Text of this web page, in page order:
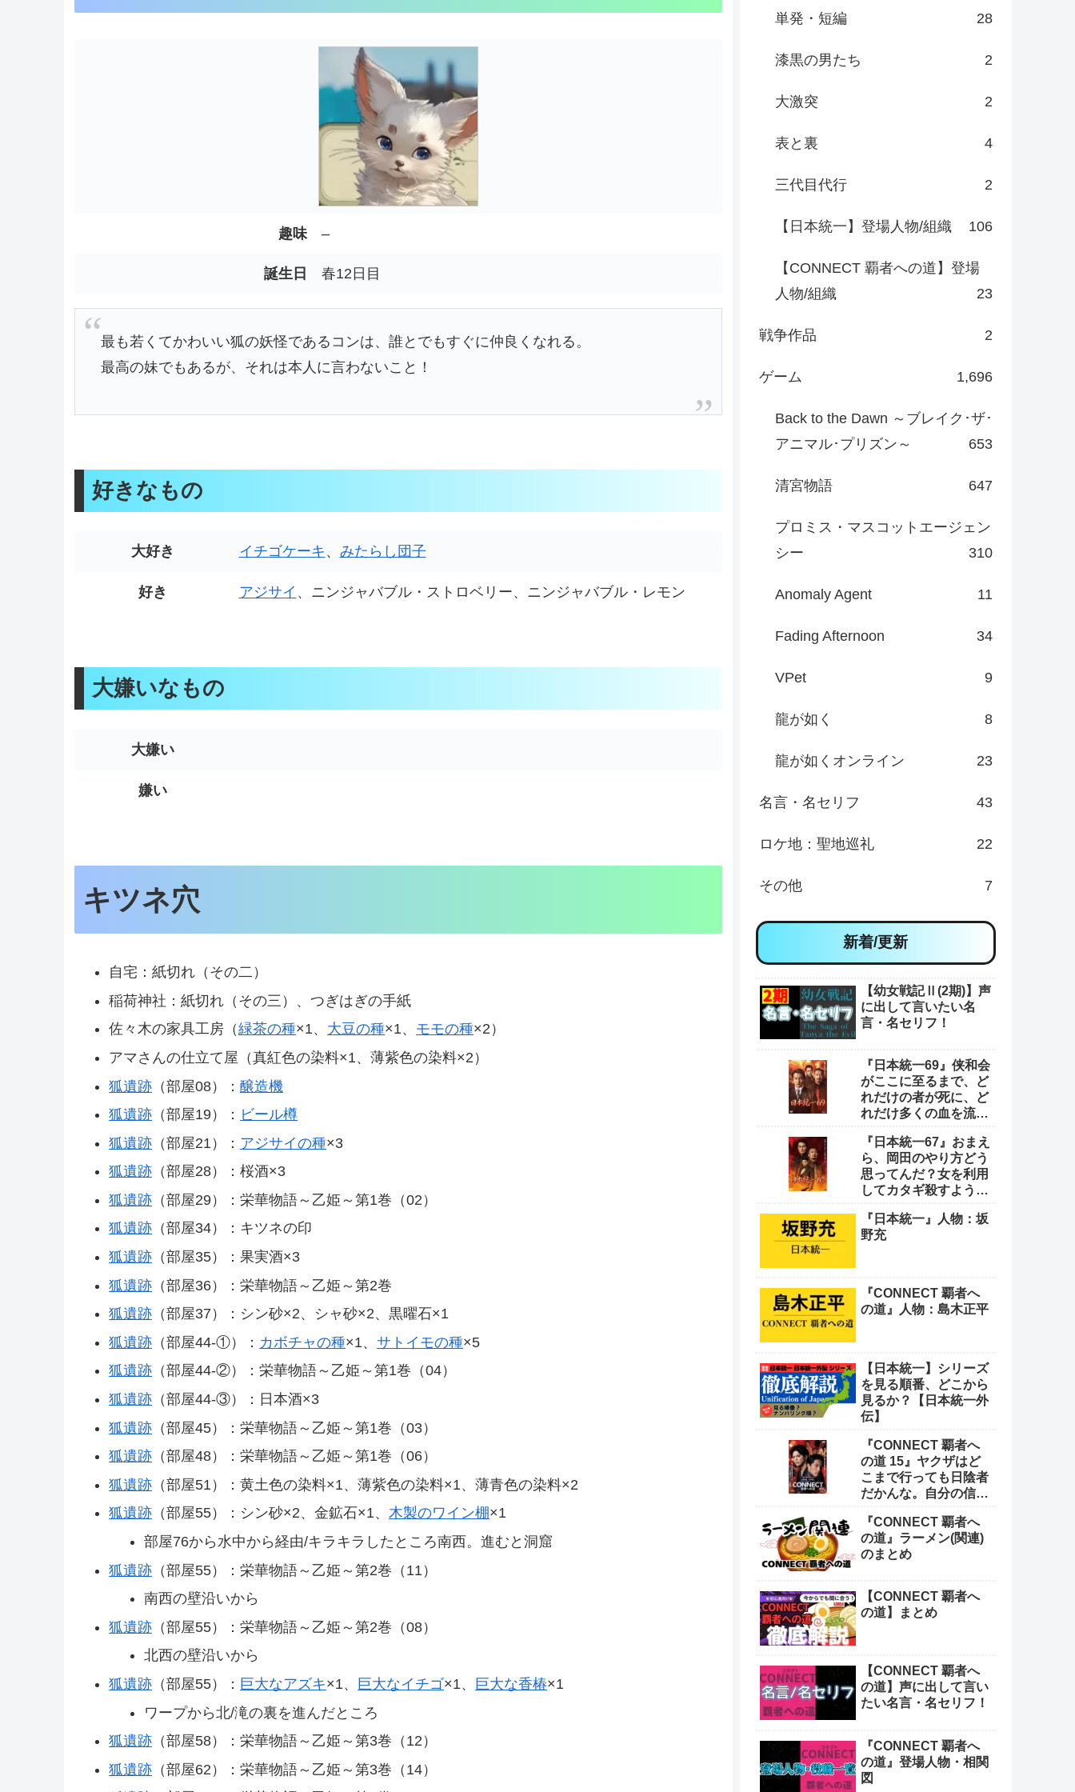
趣味 –
誕生日 春12日目
最も若くてかわいい狐の妖怪であるコンは、誰とでもすぐに仲良くなれる。
最高の妹でもあるが、それは本人に言わないこと！
好きなもの
大好き イチゴケーキ 、 みたらし団子
好き アジサイ 、ニンジャバブル・ストロベリー、ニンジャバブル・レモン
大嫌いなもの
大嫌い
嫌い
キツネ穴
自宅：紙切れ（その二）
稲荷神社：紙切れ（その三）、つぎはぎの手紙
佐々木の家具工房（緑茶の種×1、 大豆の種×1、 モモの種×2）
アマさんの仕立て屋（真紅色の染料×1、薄紫色の染料×2）
狐遺跡 （部屋08）：醸造機
狐遺跡 （部屋19）： ビール樽
狐遺跡 （部屋21）： アジサイの種×3
狐遺跡 （部屋28）：桜酒×3
狐遺跡 （部屋29）：栄華物語～乙姫～第1巻（02）
狐遺跡 （部屋34）：キツネの印
狐遺跡 （部屋35）：果実酒×3
狐遺跡 （部屋36）：栄華物語～乙姫～第2巻
狐遺跡 （部屋37）：シン砂×2、シャ砂×2、黒曜石×1
狐遺跡 （部屋44-①）： カボチャの種×1、サトイモの種×5
狐遺跡 （部屋44-②）：栄華物語～乙姫～第1巻（04）
狐遺跡 （部屋44-③）：日本酒×3
狐遺跡 （部屋45）：栄華物語～乙姫～第1巻（03）
狐遺跡 （部屋48）：栄華物語～乙姫～第1巻（06）
狐遺跡 （部屋51）：黄土色の染料×1、薄紫色の染料×1、薄青色の染料×2
狐遺跡 （部屋55）：シン砂×2、金鉱石×1、木製のワイン棚×1
部屋76から水中から経由/キラキラしたところ南西。進むと洞窟
狐遺跡 （部屋55）：栄華物語～乙姫～第2巻（11）
南西の壁沿いから
狐遺跡 （部屋55）：栄華物語～乙姫～第2巻（08）
北西の壁沿いから
狐遺跡 （部屋55）： 巨大なアズキ×1、 巨大なイチゴ×1、 巨大な香椿×1
ワープから北/滝の裏を進んだところ
狐遺跡 （部屋58）：栄華物語～乙姫～第3巻（12）
狐遺跡 （部屋62）：栄華物語～乙姫～第3巻（14）
単発・短編 28
漆黒の男たち 2
大激突 2
表と裏 4
三代目代行 2
【日本統一】登場人物/組織 106
【CONNECT 覇者への道】登場
人物/組織
23
戦争作品 2
ゲーム 1,696
Back to the Dawn ～ブレイク･ザ･
アニマル･プリズン～
653
清宮物語 647
プロミス・マスコットエージェン
シー
310
Anomaly Agent 11
Fading Afternoon 34
VPet 9
龍が如く 8
龍が如くオンライン 23
名言・名セリフ 43
ロケ地：聖地巡礼 22
その他 7
新着/更新
【幼女戦記Ⅱ(2期)】声
に出して言いたい名
言・名セリフ！
『日本統一69』侠和会
がここに至るまで、ど
れだけの者が死に、ど
れだけ多くの血を流し
や！
『日本統一67』おまえ
ら、岡田のやり方どう
思ってんだ？女を利用
してカタギ殺すような
『日本統一』人物：坂
野充
『CONNECT 覇者へ
の道』人物：島木正平
【日本統一】シリーズ
を見る順番、どこから
見るか？【日本統一外
伝】
『CONNECT 覇者へ
の道 15』ヤクザはど
こまで行っても日陰者
だかんな。自分の信念
けねえよ
『CONNECT 覇者へ
の道』ラーメン(関連)
のまとめ
【CONNECT 覇者へ
の道】まとめ
【CONNECT 覇者へ
の道】声に出して言い
たい名言・名セリフ！
『CONNECT 覇者へ
の道』登場人物・相関
図